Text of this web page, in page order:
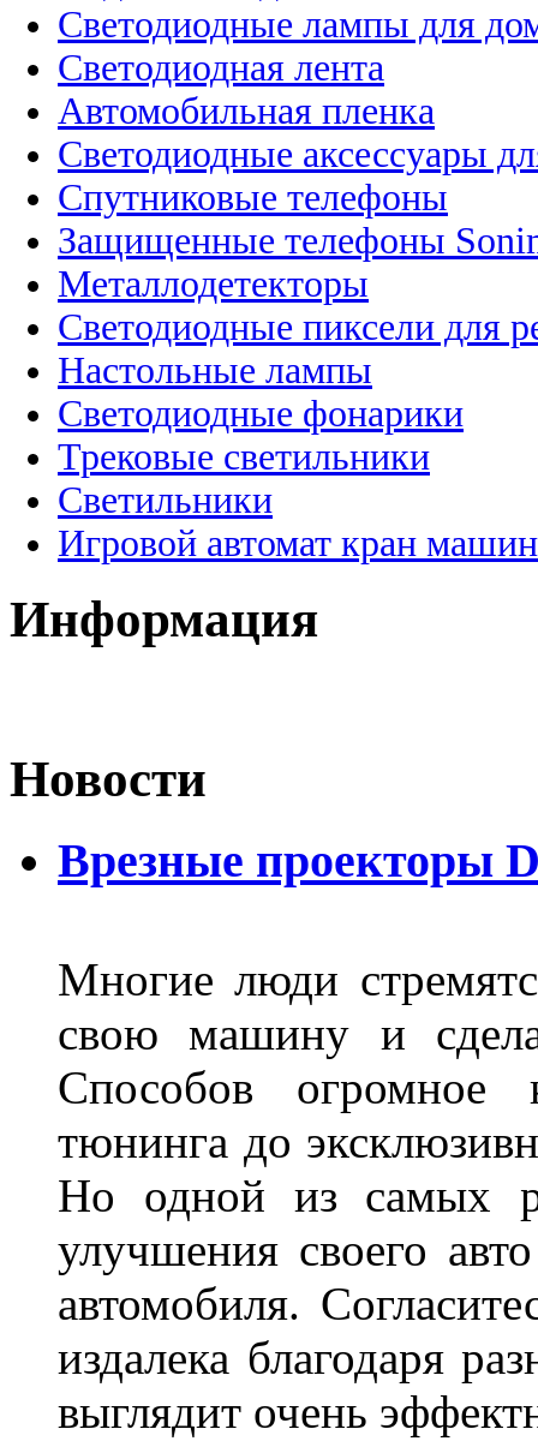
Светодиодные лампы для
Светодиодная лента
Автомобильная пленка
Светодиодные аксессуары
Спутниковые телефоны
Защищенные телефоны
Металлодетекторы
Светодиодные пиксели для
Настольные лампы
Светодиодные фонарики
Трековые светильники
Светильники
Игровой автомат кран
Информация
Новости
Врезные проекторы
Многие люди
свою машину и
Способов огромное
тюнинга до
Но одной из самых
улучшения своего
автомобиля.
издалека благодаря
выглядит очень